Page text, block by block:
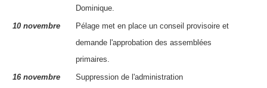
Dominique.
10 novembre
Pélage met en place un conseil provisoire et
demande l'approbation des assemblées
primaires.
16 novembre
Suppression de l'administration